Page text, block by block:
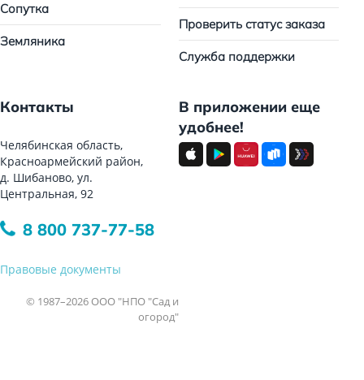
Сопутка
Земляника
Проверить статус заказа
Служба поддержки
Контакты
Челябинская область,
Красноармейский район,
д. Шибаново, ул.
Центральная, 92
8 800 737-77-58
Правовые документы
© 1987–2026 ООО "НПО "Сад и
огород"
В приложении еще
удобнее!